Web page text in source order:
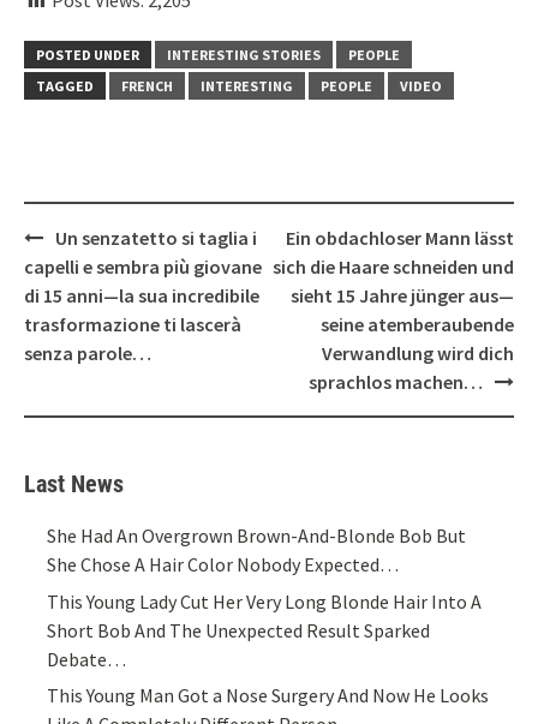
POSTED UNDER INTERESTING STORIES
PEOPLE
TAGGED
FRENCH INTERESTING PEOPLE VIDEO
Post
navigation
Un senzatetto si taglia i
capelli e sembra più giovane
di 15 anni—la sua incredibile
trasformazione ti lascerà
senza parole…
Ein obdachloser Mann lässt
sich die Haare schneiden und
sieht 15 Jahre jünger aus—
seine atemberaubende
Verwandlung wird dich
sprachlos machen…
Last News
She Had An Overgrown Brown-And-Blonde Bob But
She Chose A Hair Color Nobody Expected…
This Young Lady Cut Her Very Long Blonde Hair Into A
Short Bob And The Unexpected Result Sparked
Debate…
This Young Man Got a Nose Surgery And Now He Looks